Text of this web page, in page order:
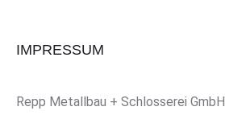
IMPRESSUM
Repp Metallbau + Schlosserei GmbH